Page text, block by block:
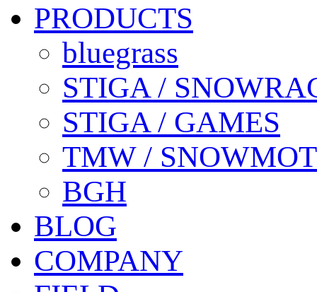
PRODUCTS
bluegrass
STIGA /
STIGA / GAMES
TMW /
BGH
BLOG
COMPANY